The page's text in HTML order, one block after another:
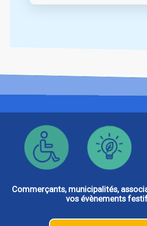
Commerçants, municipalités,
vos évènements